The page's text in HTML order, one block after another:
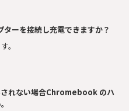
ーを接続し充電できますか？
。
されない場合Chromebook のハ
。